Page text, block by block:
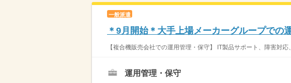
一般派遣
＊9月開始＊大手上場メーカーグループでの
【複合機販売会社での運用管理・保守】 IT製品サポート、障害対
運用管理・保守